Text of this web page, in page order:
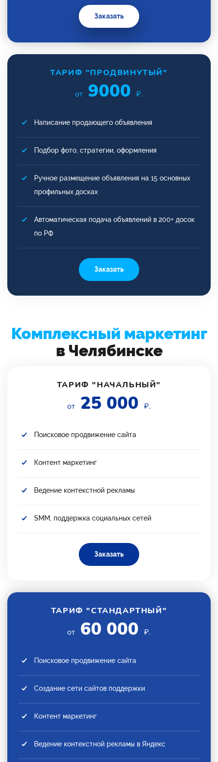
Заказать
ТАРИФ "ПРОДВИНУТЫЙ"
от 9000 ₽.
Написание продающего объявления
Подбор фото, стратегии, оформления
Ручное размещение объявления на 15 основных
профильных досках
Автоматическая подача объявлений в 200+ досок
по РФ
Заказать
Комплексный маркетинг
в Челябинске
ТАРИФ "НАЧАЛЬНЫЙ"
от 25 000 ₽.
Поисковое продвижение сайта
Контент маркетинг
Ведение контекстной рекламы
SMM, поддержка социальных сетей
Заказать
ТАРИФ "СТАНДАРТНЫЙ"
от 60 000 ₽.
Поисковое продвижение сайта
Создание сети сайтов поддержки
Контент маркетинг
Ведение контекстной рекламы в Яндекс